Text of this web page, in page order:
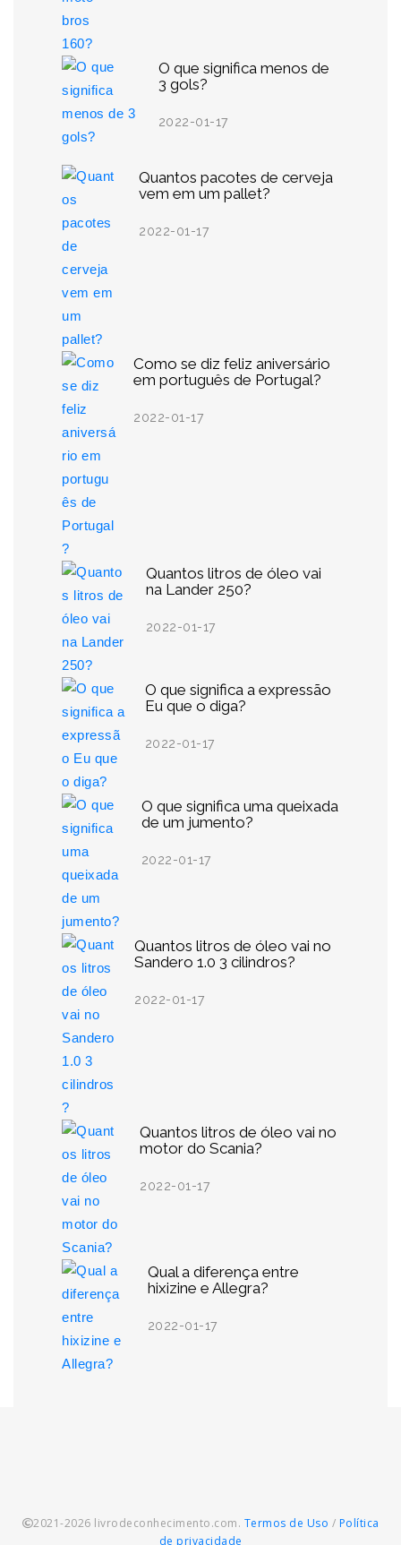
O que significa menos de
3 gols?
2022-01-17
Quantos pacotes de cerveja
vem em um pallet?
2022-01-17
Como se diz feliz aniversário
em português de Portugal?
2022-01-17
Quantos litros de óleo vai
na Lander 250?
2022-01-17
O que significa a expressão
Eu que o diga?
2022-01-17
O que significa uma queixada
de um jumento?
2022-01-17
Quantos litros de óleo vai no
Sandero 1.0 3 cilindros?
2022-01-17
Quantos litros de óleo vai no
motor do Scania?
2022-01-17
Qual a diferença entre
hixizine e Allegra?
2022-01-17
2021-2026 livrodeconhecimento.com. Termos de Uso / Política
de privacidade